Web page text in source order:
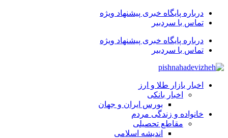
درباره پایگاه خبری پیشنهاد ویژه
تماس با سردبیر
درباره پایگاه خبری پیشنهاد ویژه
تماس با سردبیر
اخبار بازار طلا و ارز
اخبار بانکی
بورس ایران و جهان
خانواده و زندگی مردم
مقاطع تحصیلی
اندیشه اسلامی